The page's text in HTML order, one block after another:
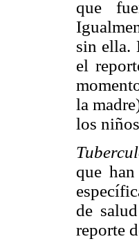
que
sin ella.
el
la
los
que
de
reporte